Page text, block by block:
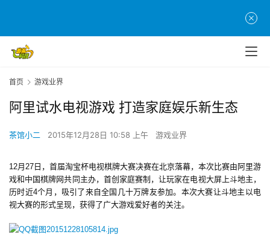
首页 游戏业界
阿里试水电视游戏 打造家庭娱乐新生态
茶馆小二 2015年12月28日 10:58 上午 游戏业界
12月27日，首届淘宝杯电视棋牌大赛决赛在北京落幕，本次比赛由阿里游
戏和中国棋牌网共同主办，首创家庭赛制，让玩家在电视大屏上斗地主，
历时近4个月，吸引了来自全国几十万牌友参加。本次大赛让斗地主以电
视大赛的形式呈现，获得了广大游戏爱好者的关注。